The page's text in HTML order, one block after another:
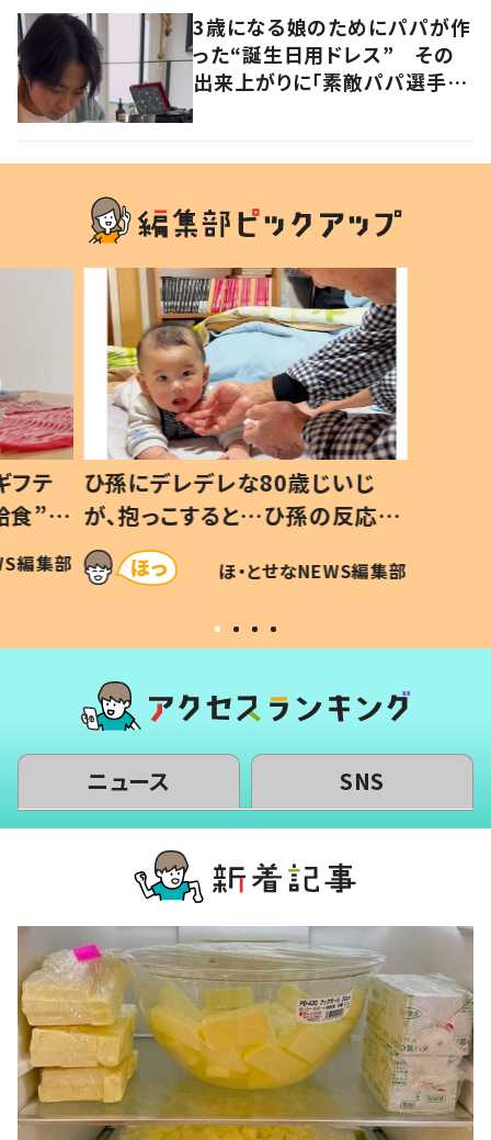
3歳になる娘のためにパパが作
った“誕生日用ドレス” その
出来上がりに「素敵パパ選手権
フテ
食”を
の親
編集部
ひ孫にデレデレな80歳じいじ
が、抱っこすると…ひ孫の反応に
「涙が出ました」「可愛くて仕方な
い」
ほ・とせなNEWS編集部
ニュース SNS